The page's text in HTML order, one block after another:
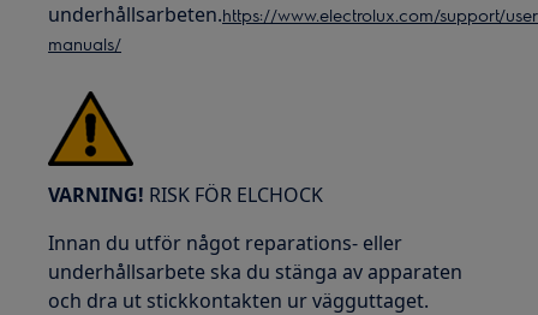
underhållsarbeten.https://www.electrolux.com/support/
manuals/
VARNING! RISK FÖR ELCHOCK
Innan du utför något reparations- eller
underhållsarbete ska du stänga av apparaten
och dra ut stickkontakten ur vägguttaget.